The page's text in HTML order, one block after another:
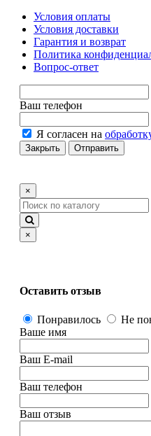
Условия оплаты
Условия доставки
Гарантия и возврат
Политика
Вопрос-ответ
Ваш телефон
Я согласен на
Закрыть Отправить
×
×
Оставить отзыв
Понравилось
Не
Ваше имя
Ваш E-mail
Ваш телефон
Ваш отзыв